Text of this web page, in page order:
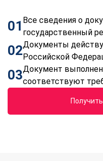
01 Все сведения о
государственный
02Документы
Российской
03Документ выполнен
соответствуют